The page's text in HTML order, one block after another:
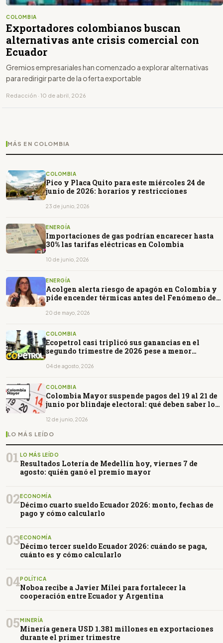
COLOMBIA
Exportadores colombianos buscan
alternativas ante crisis comercial con
Ecuador
Gremios empresariales han comenzado a explorar alternativas
para redirigir parte de la oferta exportable
Redacción · 10 de abril, 2026
MÁS EN COLOMBIA
COLOMBIA
Pico y Placa Quito para este miércoles 24 de
junio de 2026: horarios y restricciones
23 de junio, 2026
ENERGÍA
Importaciones de gas podrían encarecer hasta
30% las tarifas eléctricas en Colombia
10 de junio, 2026
ENERGÍA
Acolgen alerta riesgo de apagón en Colombia y
pide encender térmicas antes del Fenómeno de
20 de mayo, 2026
COLOMBIA
Ecopetrol casi triplicó sus ganancias en el
segundo trimestre de 2026 pese a menor
04 de agosto, 2026
COLOMBIA
Colombia Mayor suspende pagos del 19 al 21 de
junio por blindaje electoral: qué deben saber los
12 de junio, 2026
LO MÁS LEÍDO
01 LO MÁS LEÍDO
Resultados Lotería de Medellín hoy, viernes 7 de
agosto: quién ganó el premio mayor
02ECONOMÍA
Décimo cuarto sueldo Ecuador 2026: monto, fechas de
pago y cómo calcularlo
03ECONOMÍA
Décimo tercer sueldo Ecuador 2026: cuándo se paga,
cuánto es y cómo calcularlo
04POLÍTICA
Noboa recibe a Javier Milei para fortalecer la
cooperación entre Ecuador y Argentina
05MINERÍA
Minería genera USD 1.381 millones en exportaciones
durante el primer trimestre